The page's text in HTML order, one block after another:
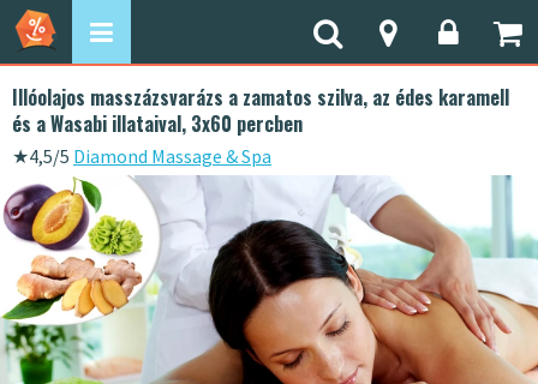
Illóolajos masszázsvarázs a zamatos szilva, az édes karamell
és a Wasabi illataival, 3x60 percben
★4,5/5 Diamond Massage & Spa